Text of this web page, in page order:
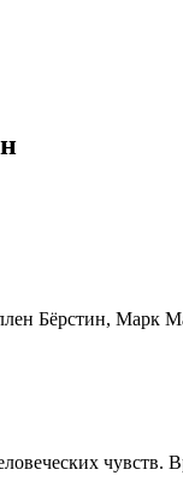
Бёрстин, Марк
чувств.